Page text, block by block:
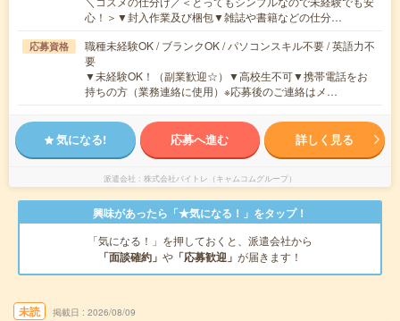
心！＞▼封入作業及び梱包▼雑誌や書籍などの仕分…
応募資格
職種未経験OK / ブランクOK / パソコンスキル不要 / 英語力不
要
▼未経験OK！（副業歓迎☆）▼高校生不可▼携帯電話をお
持ちの方（業務連絡に使用）※応募後のご連絡はメ…
気になる! 応募へ進む 詳しく見る
派遣会社 株式会社バイトレ（キャムコムグループ）
興味があったら「★気になる！」をタップ！
「気になる！」を押しておくと、派遣会社から
「面談確約」 や 「応募歓迎」 が届きます！
未読 掲載日 2026/08/09